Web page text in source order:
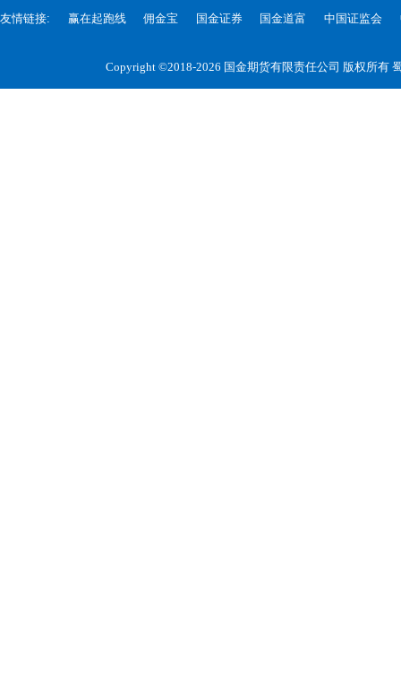
友情链接: 赢在起跑线 佣金宝 国金证券 国金道富 中国证监会
Copyright ©2018-2026 国金期货有限责任公司 版权所有